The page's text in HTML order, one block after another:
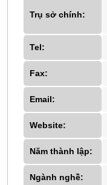
Trụ sở chính:
Tel:
Fax:
Email:
Website:
Năm thành lập:
Ngành nghề: